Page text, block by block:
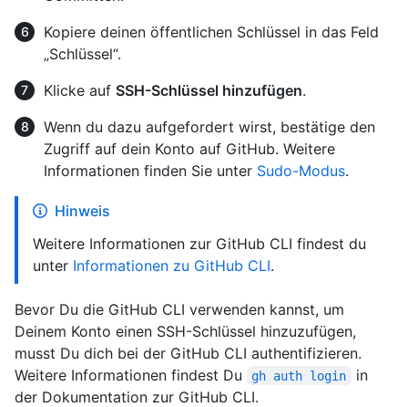
Kopiere deinen öffentlichen Schlüssel in das Feld
„Schlüssel“.
Klicke auf SSH-Schlüssel hinzufügen.
Wenn du dazu aufgefordert wirst, bestätige den
Zugriff auf dein Konto auf GitHub. Weitere
Informationen finden Sie unter Sudo-Modus.
Hinweis
Weitere Informationen zur GitHub CLI findest du
unter Informationen zu GitHub CLI.
Bevor Du die GitHub CLI verwenden kannst, um
Deinem Konto einen SSH-Schlüssel hinzuzufügen,
musst Du dich bei der GitHub CLI authentifizieren.
Weitere Informationen findest Du
gh auth login
in
der Dokumentation zur GitHub CLI.